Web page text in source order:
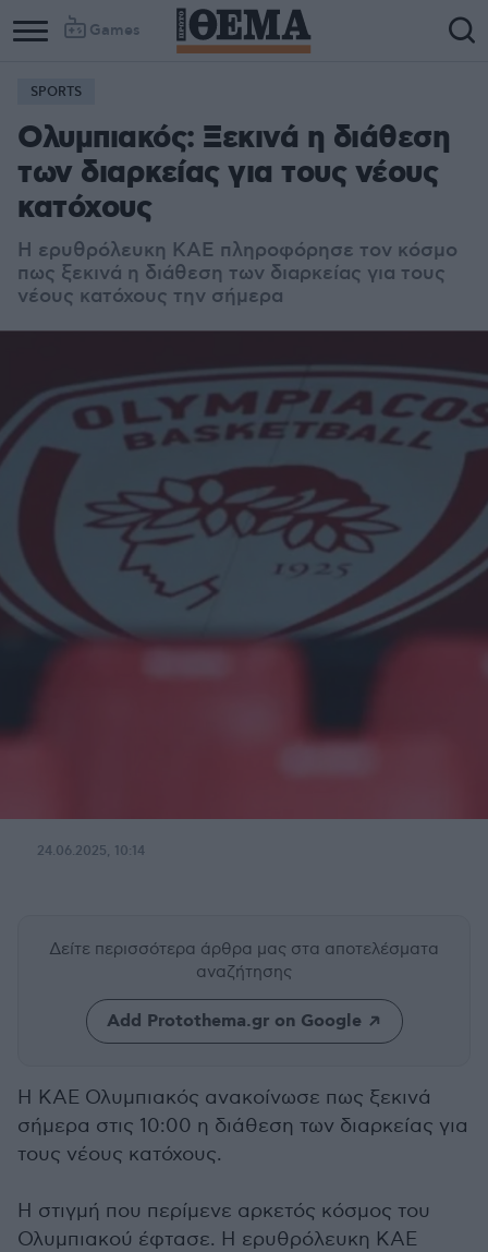
Games
SPORTS
Ολυμπιακός: Ξεκινά η διάθεση
των διαρκείας για τους νέους
κατόχους
Η ερυθρόλευκη ΚΑΕ πληροφόρησε τον κόσμο
πως ξεκινά η διάθεση των διαρκείας για τους
νέους κατόχους την σήμερα
24.06.2025, 10:14
Δείτε περισσότερα άρθρα μας στα αποτελέσματα
αναζήτησης
Add Protothema.gr on Google
Η ΚΑΕ Ολυμπιακός ανακοίνωσε πως ξεκινά
σήμερα στις 10:00 η διάθεση των διαρκείας για
τους νέους κατόχους.
Η στιγμή που περίμενε αρκετός κόσμος του
Ολυμπιακού έφτασε. Η ερυθρόλευκη ΚΑΕ